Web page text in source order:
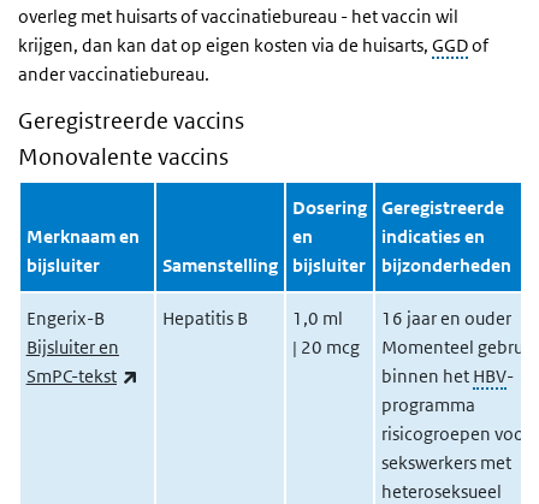
overleg met huisarts of vaccinatiebureau - het vaccin wil
krijgen, dan kan dat op eigen kosten via de huisarts, GGDof
ander vaccinatiebureau.
Geregistreerde vaccins
Monovalente vaccins
Merknaam en
bijsluiter
Samenstelling
Dosering
en
bijsluiter
Geregistreerde
indicaties en
bijzonderheden
Engerix-B
Bijsluiter en
SmPC-tekst
Hepatitis B
1,0 ml
| 20 mcg
16 jaar en ouder
Momenteel
binnen het HBV-
programma
risicogroepen voor
sekswerkers met
heteroseksueel